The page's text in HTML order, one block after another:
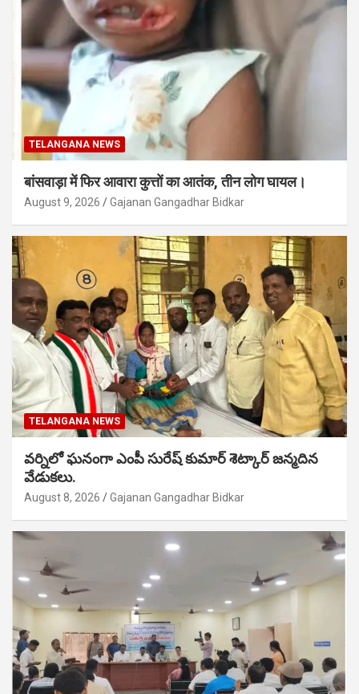
TELANGANA NEWS
बांसवाड़ा में फिर आवारा कुत्तों का आतंक, तीन लोग घायल।
August 9, 2026 Gajanan Gangadhar Bidkar
TELANGANA NEWS
వర్నిలో ఘనంగా ఎంపీ సురేష్ కుమార్ శెట్కార్ జన్మదిన
వేడుకలు.
August 8, 2026 Gajanan Gangadhar Bidkar